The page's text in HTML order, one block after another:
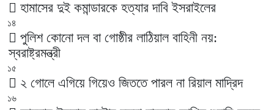
হামাসের দুই কমান্ডারকে হত্যার দাবি ইসরাইলের
১৪
পুলিশ কোনো দল বা গোষ্ঠীর লাঠিয়াল বাহিনী নয়:
স্বরাষ্ট্রমন্ত্রী
১৫
২ গোলে এগিয়ে গিয়েও জিততে পারল না রিয়াল মাদ্রিদ
১৬